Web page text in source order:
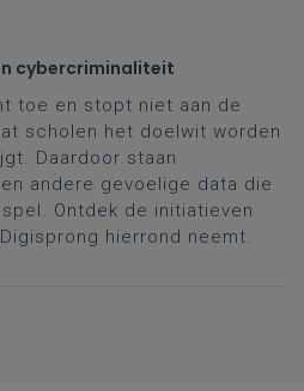
cybercriminaliteit
toe en stopt niet aan de
scholen het doelwit worden
Daardoor staan
andere gevoelige data die
Ontdek de initiatieven
hierrond neemt.